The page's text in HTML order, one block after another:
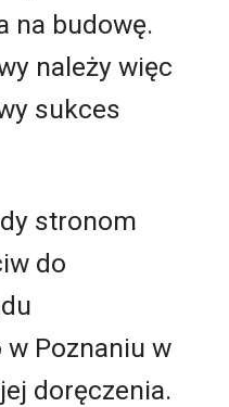
na budowę.
należy więc
sukces
stronom
do
Poznaniu w
doręczenia.